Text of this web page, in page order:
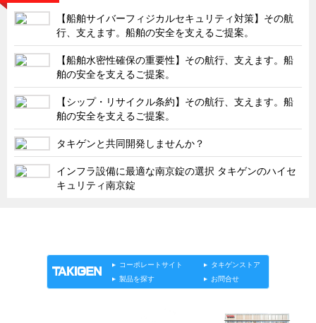
CATEGORY タキゲンinfo.
お知らせ
展示会情報／出展告知
展示会情報／報告レポート
工場見学
海外出張
社外セミナー
タキゲンの歴史
タキスポ
タキ旅レポ
【船舶サイバーフィジカルセキュリティ対策】その航
行、支えます。船舶の安全を支えるご提案。
【船舶水密性確保の重要性】その航行、支えます。船
舶の安全を支えるご提案。
【シップ・リサイクル条約】その航行、支えます。船
舶の安全を支えるご提案。
タキゲンと共同開発しませんか？
インフラ設備に最適な南京錠の選択 タキゲンのハイセ
キュリティ南京錠
コーポレートサイト
タキゲンストア
製品を探す
お問合せ